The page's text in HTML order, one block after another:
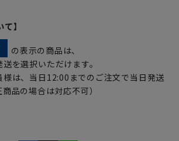
】
の表示の商品は、
を選択いただけます。
様は、当日12:00までのご注文で当日発送
品の場合は対応不可）